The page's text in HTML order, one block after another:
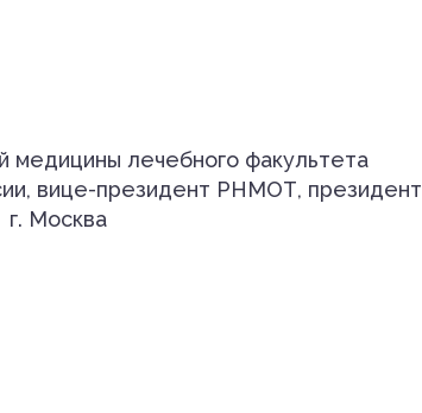
медицины лечебного факультета
вице-президент РНМОТ, президент
г. Москва